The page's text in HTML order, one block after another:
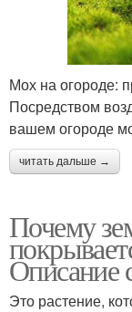
Мох на огороде:
Посредством
вашем огороде
читать дальше →
Почему
Описание
Это растение,